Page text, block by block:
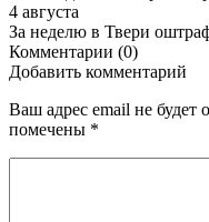
4 августа
За неделю в Твери
Комментарии (0)
Добавить комментарий
Ваш адрес email не будет
помечены *